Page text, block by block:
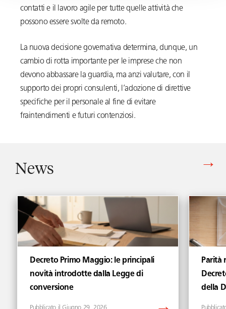
contatti e il lavoro agile per tutte quelle attività che
possono essere svolte da remoto.
La nuova decisione governativa determina, dunque, un
cambio di rotta importante per le imprese che non
devono abbassare la guardia, ma anzi valutare, con il
supporto dei propri consulenti, l’adozione di direttive
specifiche per il personale al fine di evitare
fraintendimenti e futuri contenziosi.
News Vedi tutti gli articoli di News
Decreto Primo Maggio: le principali
novità introdotte dalla Legge di
conversione
Parità
della